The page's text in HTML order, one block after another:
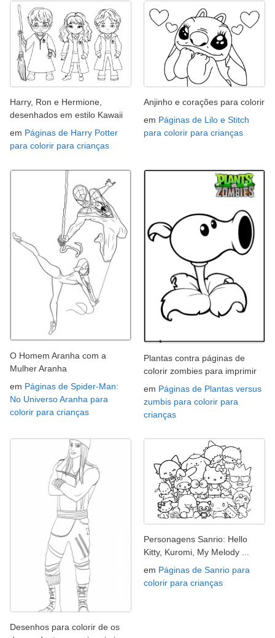
Harry, Ron e Hermione,
desenhados em estilo Kawaii
em Páginas de Harry Potter
para colorir para crianças
Anjinho e corações para colorir
em Páginas de Lilo e Stitch
para colorir para crianças
O Homem Aranha com a
Mulher Aranha
em Páginas de Spider-Man:
No Universo Aranha para
colorir para crianças
Plantas contra páginas de
colorir zombies para imprimir
em Páginas de Plantas versus
zumbis para colorir para
crianças
Desenhos para colorir de os
Personagens Sanrio: Hello
Kitty, Kuromi, My Melody ...
em Páginas de Sanrio para
colorir para crianças